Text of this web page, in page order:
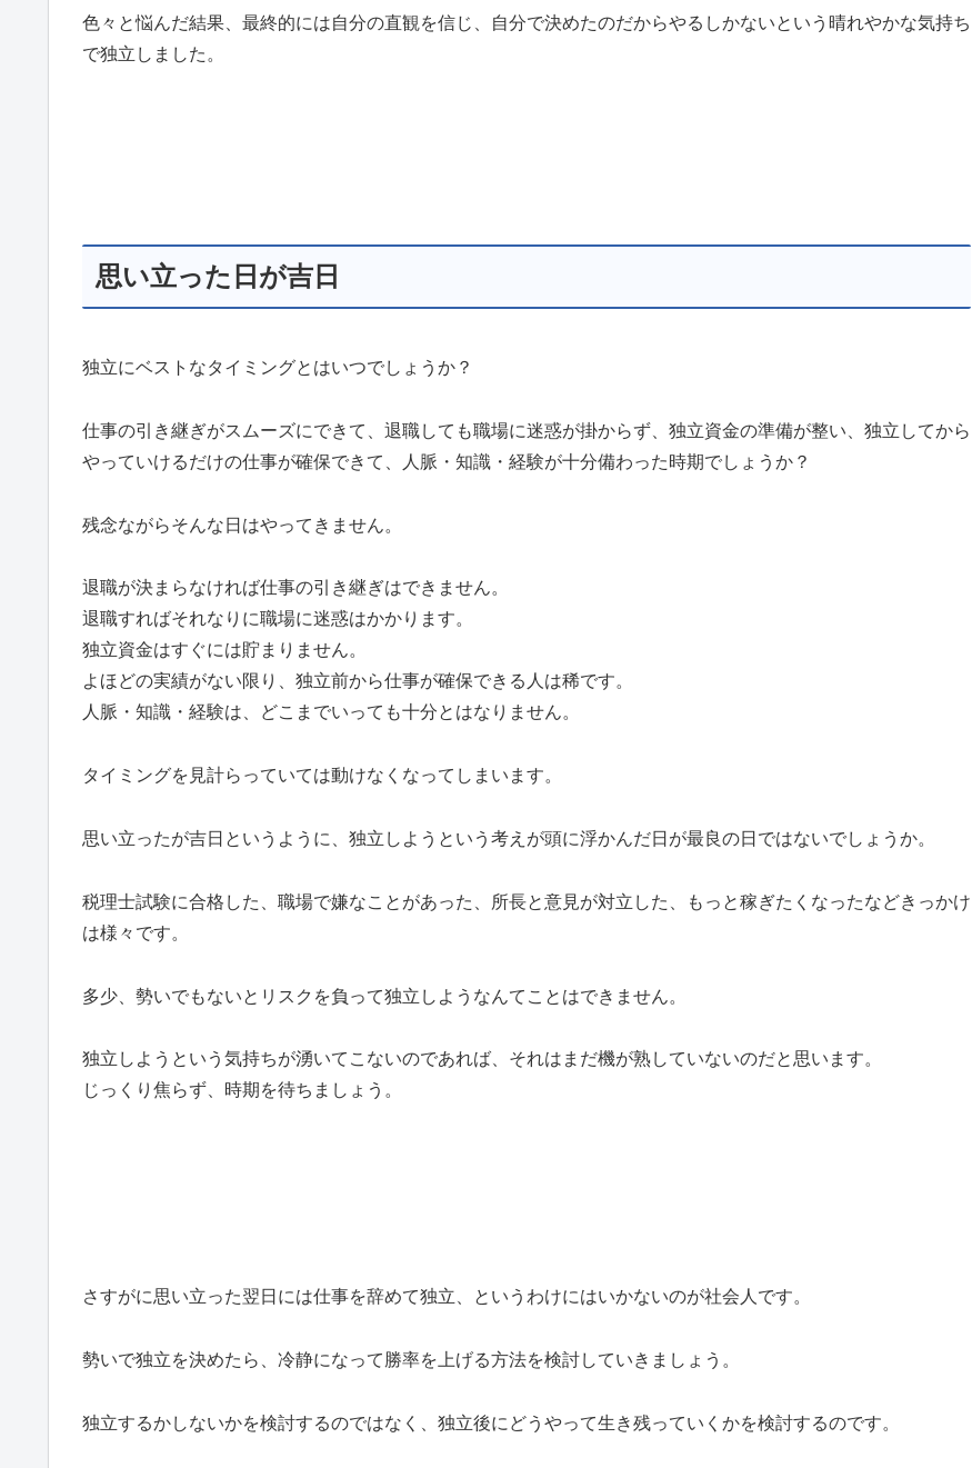
色々と悩んだ結果、最終的には自分の直観を信じ、自分で決めたのだからやるしかないという晴れやかな気持ち
で独立しました。
思い立った日が吉日
独立にベストなタイミングとはいつでしょうか？
仕事の引き継ぎがスムーズにできて、退職しても職場に迷惑が掛からず、独立資金の準備が整い、独立してから
やっていけるだけの仕事が確保できて、人脈・知識・経験が十分備わった時期でしょうか？
残念ながらそんな日はやってきません。
退職が決まらなければ仕事の引き継ぎはできません。
退職すればそれなりに職場に迷惑はかかります。
独立資金はすぐには貯まりません。
よほどの実績がない限り、独立前から仕事が確保できる人は稀です。
人脈・知識・経験は、どこまでいっても十分とはなりません。
タイミングを見計らっていては動けなくなってしまいます。
思い立ったが吉日というように、独立しようという考えが頭に浮かんだ日が最良の日ではないでしょうか。
税理士試験に合格した、職場で嫌なことがあった、所長と意見が対立した、もっと稼ぎたくなったなどきっかけ
は様々です。
多少、勢いでもないとリスクを負って独立しようなんてことはできません。
独立しようという気持ちが湧いてこないのであれば、それはまだ機が熟していないのだと思います。
じっくり焦らず、時期を待ちましょう。
さすがに思い立った翌日には仕事を辞めて独立、というわけにはいかないのが社会人です。
勢いで独立を決めたら、冷静になって勝率を上げる方法を検討していきましょう。
独立するかしないかを検討するのではなく、独立後にどうやって生き残っていくかを検討するのです。